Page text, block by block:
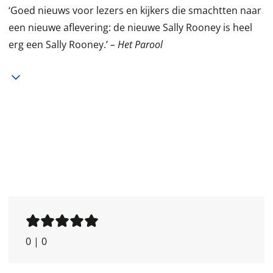
‘Goed nieuws voor lezers en kijkers die smachtten naar
een nieuwe aflevering: de nieuwe Sally Rooney is heel
erg een Sally Rooney.’– Het Parool
0 | 0